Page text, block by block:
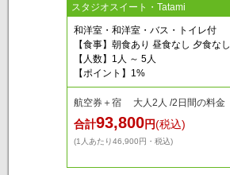
スタジオスイート・Tatami
和洋室・和洋室・バス・トイレ付
【食事】朝食あり 昼食なし 夕食なし
【人数】1人 ～ 5人
【ポイント】1%
航空券＋宿 大人2人 /2日間の料金
合計93,800円(税込)
(1人あたり46,900円・税込)